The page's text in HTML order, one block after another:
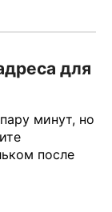
для
минут, но
после